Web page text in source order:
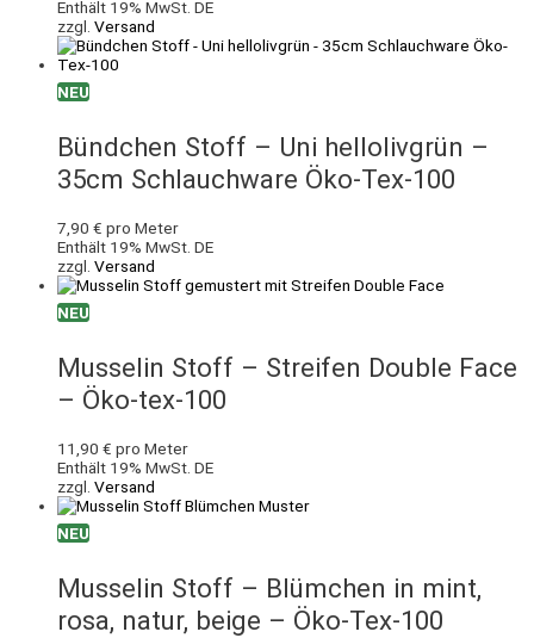
Enthält 19% MwSt. DE
zzgl. Versand
NEU
Bündchen Stoff – Uni hellolivgrün –
35cm Schlauchware Öko-Tex-100
7,90 € pro Meter
Enthält 19% MwSt. DE
zzgl. Versand
NEU
Musselin Stoff – Streifen Double Face
– Öko-tex-100
11,90 € pro Meter
Enthält 19% MwSt. DE
zzgl. Versand
NEU
Musselin Stoff – Blümchen in mint,
rosa, natur, beige – Öko-Tex-100